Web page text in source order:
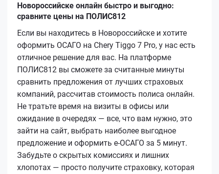
Новороссийске онлайн быстро и выгодно:
сравните цены на ПОЛИС812
Если вы находитесь в Новороссийске и хотите
оформить ОСАГО на Chery Tiggo 7 Pro, у нас есть
отличное решение для вас. На платформе
ПОЛИС812 вы сможете за считанные минуты
сравнить предложения от лучших страховых
компаний, рассчитав стоимость полиса онлайн.
Не тратьте время на визиты в офисы или
ожидание в очередях — все, что вам нужно, это
зайти на сайт, выбрать наиболее выгодное
предложение и оформить е-ОСАГО за 5 минут.
Забудьте о скрытых комиссиях и лишних
хлопотах — просто получите страховку, которая